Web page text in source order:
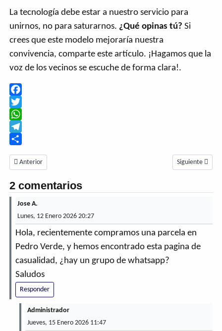
La tecnología debe estar a nuestro servicio para
unirnos, no para saturarnos. ¿Qué opinas tú?Si
crees que este modelo mejoraría nuestra
convivencia, comparte este artículo. ¡Hagamos que la
voz de los vecinos se escuche de forma clara!.
Facebook
Twitter
WhatsApp
Telegram
Artículo anterior: Pedro Verde Digital: Ponerle cara, voz y emoción al dato
Anterior Artículo
Siguiente
2 comentarios
Jose A.
Lunes, 12 Enero 2026 20:27
Hola, recientemente compramos una parcela en
Pedro Verde, y hemos encontrado esta pagina de
casualidad, ¿hay un grupo de whatsapp?
Saludos
Responder
Administrador
Jueves, 15 Enero 2026 11:47